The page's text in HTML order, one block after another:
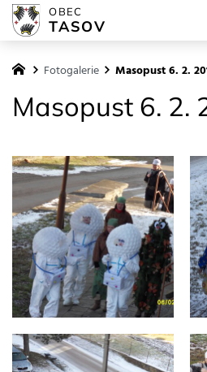
Fotogalerie Masopust 6. 2.
Masopust 6. 2.
OBEC
TASOV